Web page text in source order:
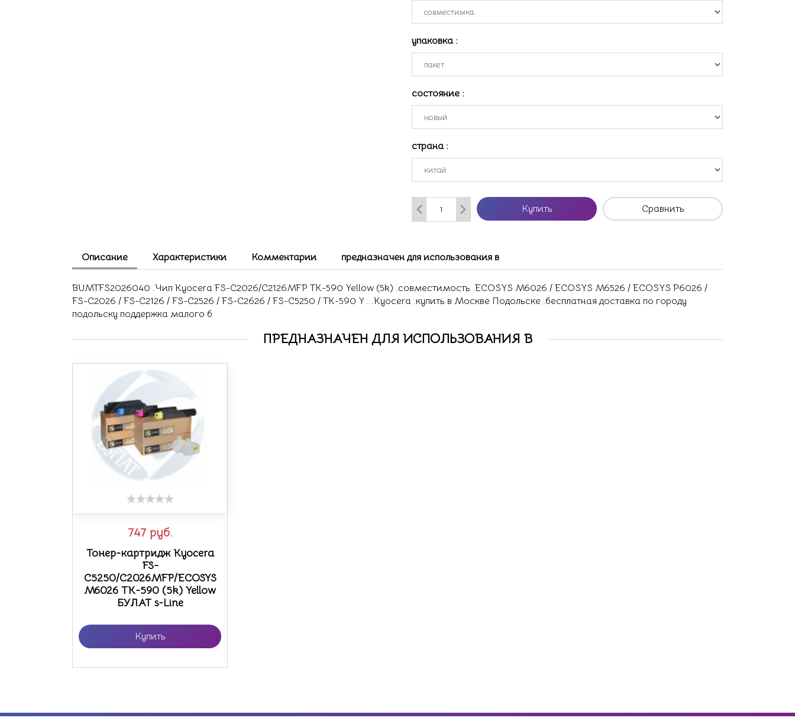
упаковка :
состояние :
страна :
Купить Сравнить
Описание Характеристики Комментарии предназначен для использования в
BUMTFS2026040 .Чип Kyocera FS-C2026/C2126MFP TK-590 Yellow (5k) .совместимость .ECOSYS M6026 / ECOSYS M6526 / ECOSYS P6026 /
FS-C2026 / FS-C2126 / FS-C2526 / FS-C2626 / FS-C5250 / TK-590 Y . .Kyocera .купить в Москве Подольске .бесплатная доставка по городу
подольску поддержка малого б
ПРЕДНАЗНАЧЕН ДЛЯ ИСПОЛЬЗОВАНИЯ В
747 руб.
Тонер-картридж Kyocera
FS-
C5250/C2026MFP/ECOSYS
M6026 TK-590 (5k) Yellow
БУЛАТ s-Line
Купить